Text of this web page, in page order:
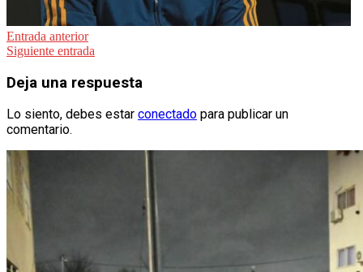
Navegación
de
entradas
Entrada anterior
Siguiente entrada
Deja una respuesta
Lo siento, debes estar conectado para publicar un
comentario.